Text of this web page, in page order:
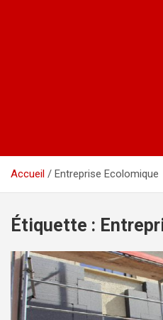
Accueil Entreprise Ecolomique
Étiquette :